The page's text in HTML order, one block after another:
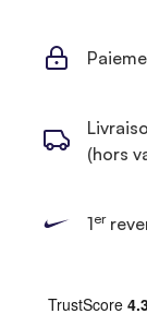
(hors
1er